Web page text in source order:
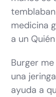
medicina
a un
Burger
una
ayuda a